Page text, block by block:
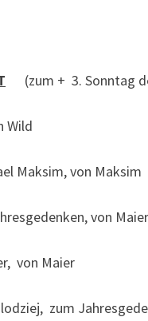
(zum + 3. Sonntag
Wild
Maksim, von Maksim
von Maier
von Maier
zum